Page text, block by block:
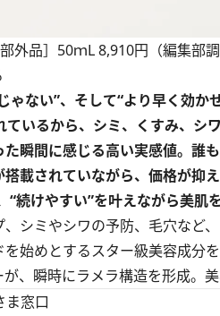
外品］50ｍL 8,910円（編集部
ゃない”、そして“より早く効
ているから、シミ、くすみ、シ
瞬間に感じる高い実感値。誰
載されていながら、価格が抑
“続けやすい”を叶えながら美肌
シミやシワの予防、毛穴など
始めとするスター級美容成分
、瞬時にラメラ構造を形成。
ま窓口